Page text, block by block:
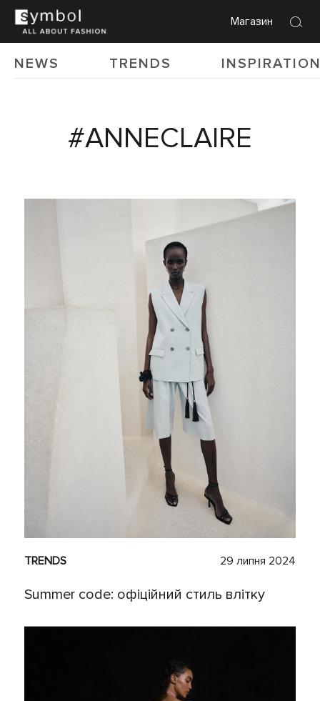
Магазин
NEWS TRENDS
#ANNECLAIRE
TRENDS 29 липня 2024
Summer code: офіційний стиль влітку